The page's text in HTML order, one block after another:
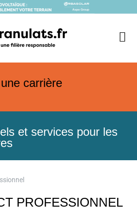
carrière
et services pour les
PROFESSIONNEL